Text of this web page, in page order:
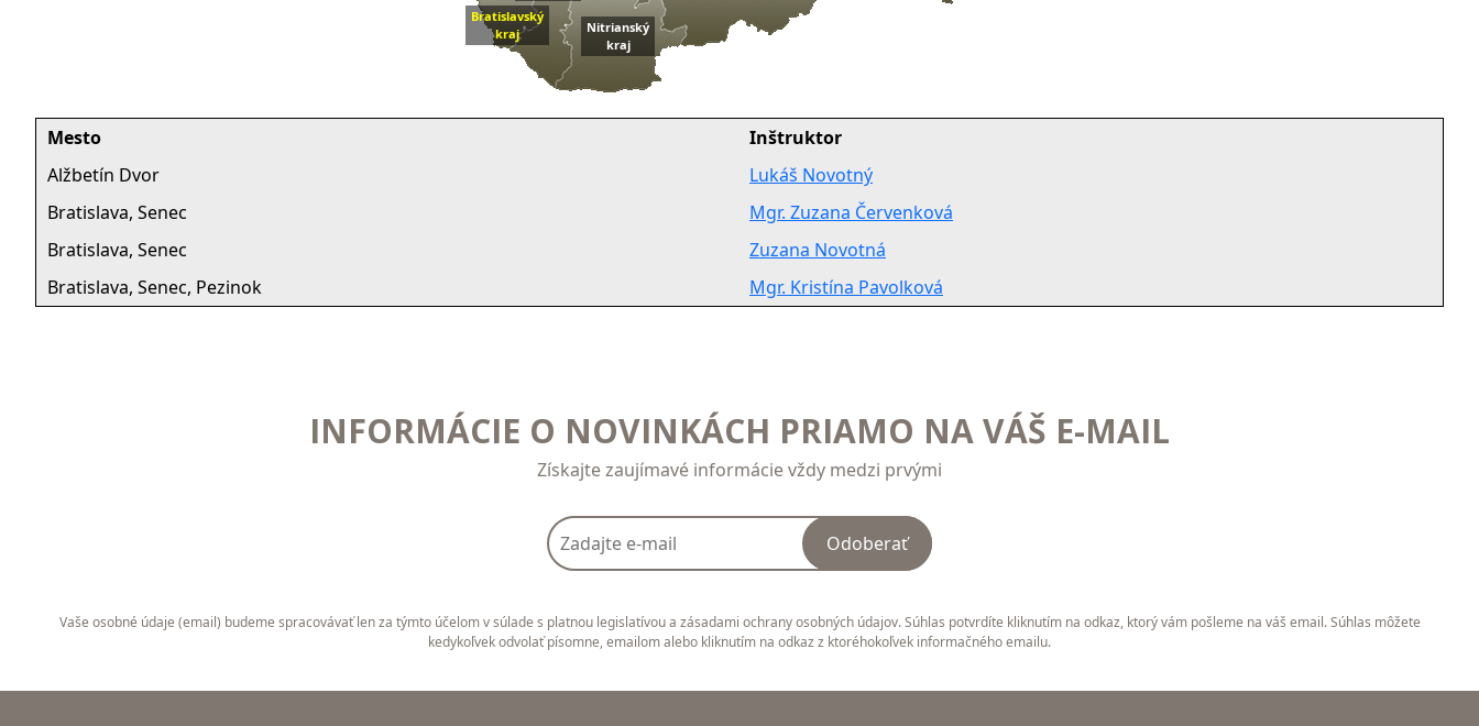
čelenky,
multifunkčné
Bratislavský
kraj
Nitrianský
kraj
Mesto
Inštruktor
Alžbetín Dvor
Lukáš Novotný
Bratislava, Senec
Mgr. Zuzana Červenková
Bratislava, Senec
Zuzana Novotná
Bratislava, Senec, Pezinok
Mgr. Kristína Pavolková
INFORMÁCIE O NOVINKÁCH PRIAMO NA VÁŠ E-MAIL
Získajte zaujímavé informácie vždy medzi prvými
Odoberať
Vaše osobné údaje (email) budeme spracovávať len za týmto účelom v súlade s platnou legislatívou a zásadami ochrany osobných údajov. Súhlas potvrdíte kliknutím na odkaz, ktorý vám pošleme na váš email. Súhlas môžete
kedykoľvek odvolať písomne, emailom alebo kliknutím na odkaz z ktoréhokoľvek informačného emailu.